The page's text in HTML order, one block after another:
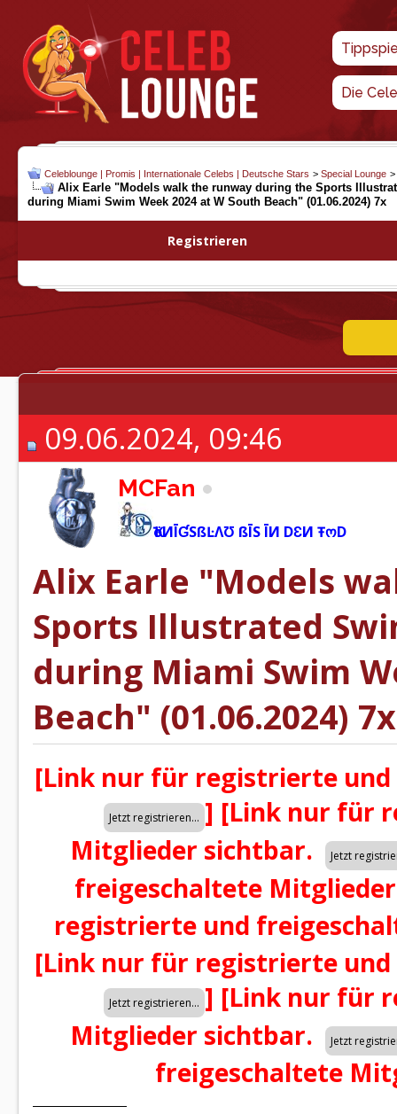
Die
Celeblounge | Promis | Internationale Celebs | Deutsche Stars > Special Lounge >
Alix Earle "Models walk the runway during the Sports
during Miami Swim Week 2024 at W South Beach" (01.06.2024) 7x
Registrieren
09.06.2024, 09:46
MCFan
ҠöИĪƓSßĿΛƱ ßĪS ĪИ DƐИ ŦოD
Alix Earle "Models
Sports Illustrated
during Miami Swim
Beach" (01.06.2024) 7x
[Link nur für registrierte
] [Link nur für
Mitglieder sichtbar.
freigeschaltete
registrierte und
[Link nur für registrierte
] [Link nur für
Mitglieder sichtbar.
freigeschaltete